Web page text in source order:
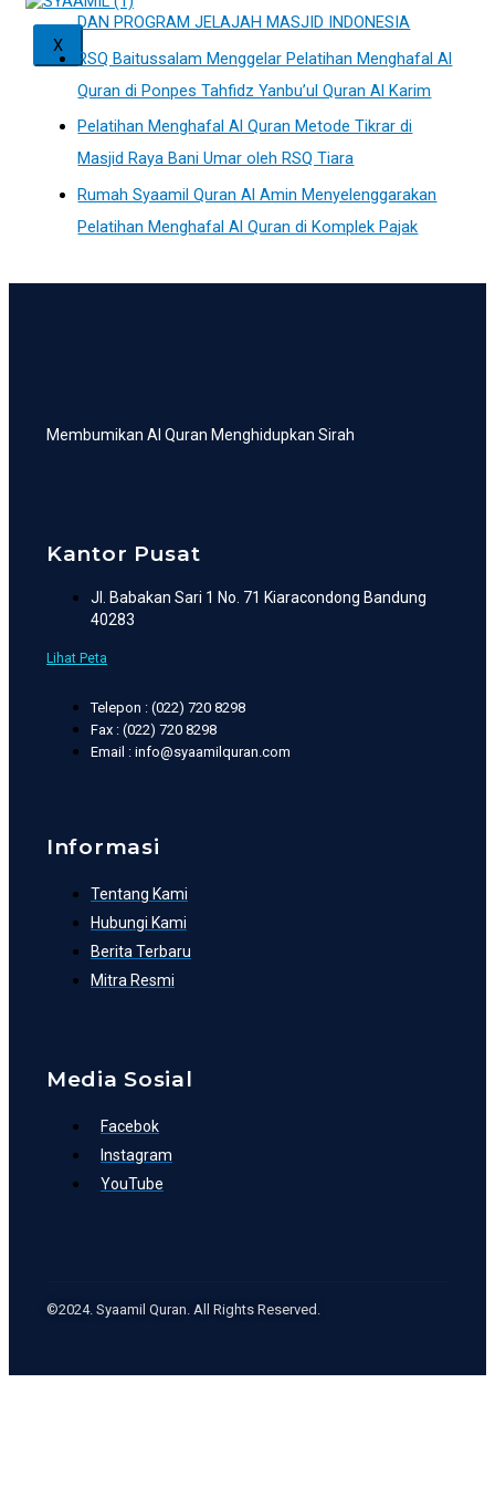
X
DAN PROGRAM JELAJAH MASJID INDONESIA
RSQ Baitussalam Menggelar Pelatihan Menghafal Al
Quran di Ponpes Tahfidz Yanbu’ul Quran Al Karim
Pelatihan Menghafal Al Quran Metode Tikrar di
Masjid Raya Bani Umar oleh RSQ Tiara
Rumah Syaamil Quran Al Amin Menyelenggarakan
Pelatihan Menghafal Al Quran di Komplek Pajak
Membumikan Al Quran Menghidupkan Sirah
Kantor Pusat
Jl. Babakan Sari 1 No. 71 Kiaracondong Bandung
40283
Lihat Peta
Telepon : (022) 720 8298
Fax : (022) 720 8298
Email : info@syaamilquran.com
Informasi
Tentang Kami
Hubungi Kami
Berita Terbaru
Mitra Resmi
Media Sosial
Facebok
Instagram
YouTube
©2024. Syaamil Quran. All Rights Reserved.